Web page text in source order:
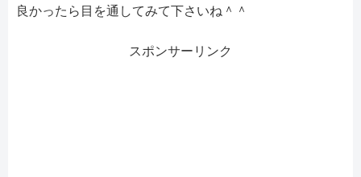
良かったら目を通してみて下さいね＾＾
スポンサーリンク